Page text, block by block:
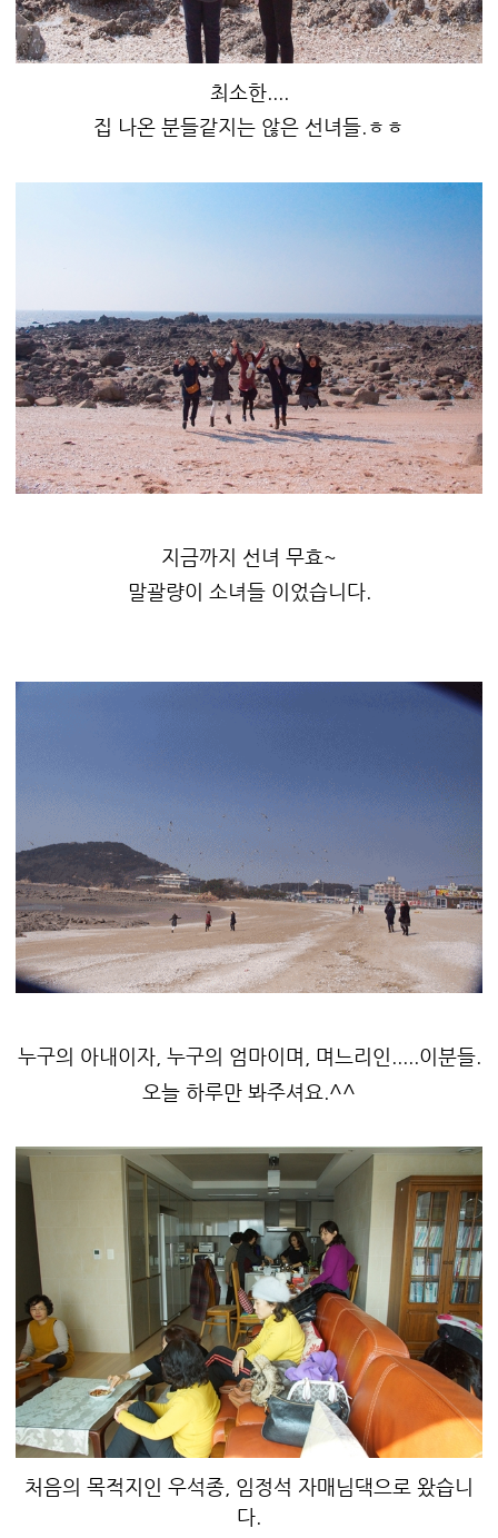
최소한....
집 나온 분들같지는 않은 선녀들.ㅎㅎ
지금까지 선녀 무효~
말괄량이 소녀들 이었습니다.
누구의 아내이자, 누구의 엄마이며, 며느리인.....이분들.
오늘 하루만 봐주셔요.^^
처음의 목적지인 우석종, 임정석 자매님댁으로 왔습니
다.